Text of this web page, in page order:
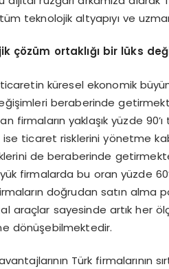
teknolojik altyapıyı ve
çözüm ortaklığı bir lüks
küresel ekonomik
beraberinde
firmaların yaklaşık yüzde
ise ticaret risklerini yönetme
de beraberinde
firmalarda bu oran yüzde
doğrudan satın alma
araçlar sayesinde artık her
dönüşebilmektedir.
Türk firmalarının